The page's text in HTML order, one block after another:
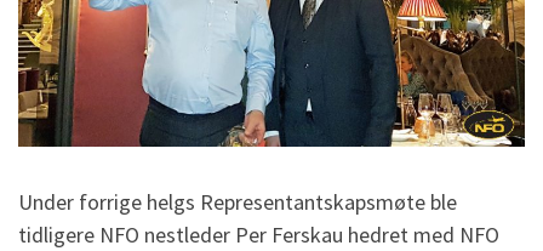
Under forrige helgs Representantskapsmøte ble
tidligere NFO nestleder Per Ferskau hedret med NFO